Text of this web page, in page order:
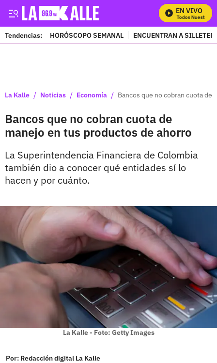
EN VIVO
Mira Todos Nuestros
Tendencias: HORÓSCOPO SEMANAL ENCUENTRAN A
La Kalle / Noticias / Economía / Bancos que no cobran cuota de
Bancos que no cobran cuota de
manejo en tus productos de ahorro
La Superintendencia Financiera de Colombia
también dio a conocer qué entidades sí lo
hacen y por cuánto.
La Kalle - Foto: Getty Images
Por: Redacción digital La Kalle